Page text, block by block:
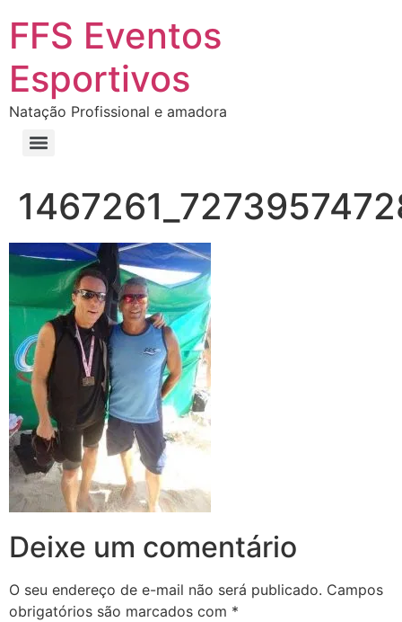
FFS Eventos
Esportivos
Natação Profissional e amadora
Deixe um comentário
O seu endereço de e-mail não será publicado. Campos
obrigatórios são marcados com *